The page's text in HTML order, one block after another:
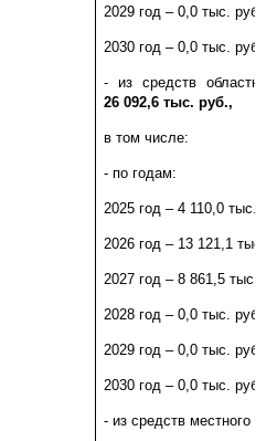
2029 год – 0,0 тыс. руб.;
2030 год – 0,0 тыс. руб.;
- из средств
26 092,6 тыс. руб.,
в том числе:
- по годам:
2025 год – 4 110,0 тыс.
2026 год – 13 121,1 тыс.
2027 год – 8 861,5 тыс.
2028 год – 0,0 тыс. руб.;
2029 год – 0,0 тыс. руб.;
2030 год – 0,0 тыс. руб.;
- из средств местного